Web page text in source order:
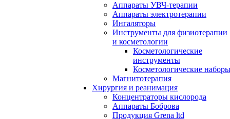
Аппараты УВЧ-терапии
Аппараты электротерапии
Ингаляторы
Инструменты для физиотерапии
и косметологии
Косметологические
инструменты
Косметологические наборы
Магнитотерапия
Хирургия и реанимация
Концентраторы кислорода
Аппараты Боброва
Продукция Grena ltd